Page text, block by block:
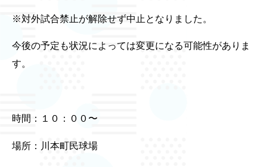
※対外試合禁止が解除せず中止となりました。
今後の予定も状況によっては変更になる可能性がありま
す。
時間：１０：００〜
場所：川本町民球場